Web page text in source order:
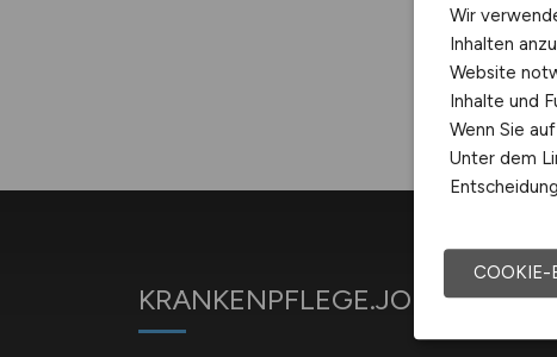
KRANKENPFLEGE.JOBS
Wir
Inhalten
Website
Inhalte und
Wenn Sie
Unter dem
COOKIE-